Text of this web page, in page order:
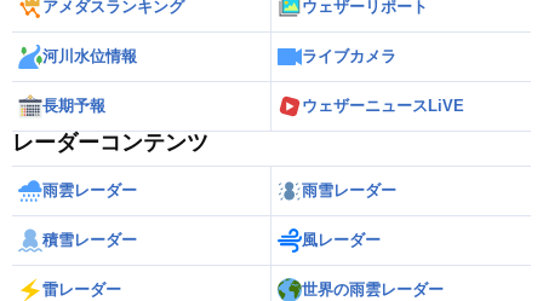
アメダスランキング ウェザーリポート
河川水位情報 ライブカメラ
長期予報 ウェザーニュースLiVE
レーダーコンテンツ
雨雲レーダー 雨雪レーダー
積雪レーダー 風レーダー
雷レーダー 世界の雨雲レーダー